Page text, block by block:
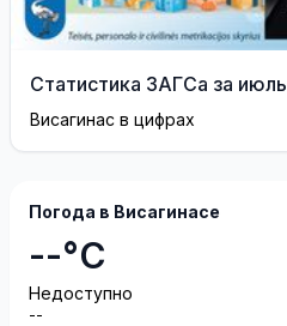
Статистика ЗАГСа за июль
Висагинас в цифрах
Погода в Висагинасе
--°C
Недоступно
--